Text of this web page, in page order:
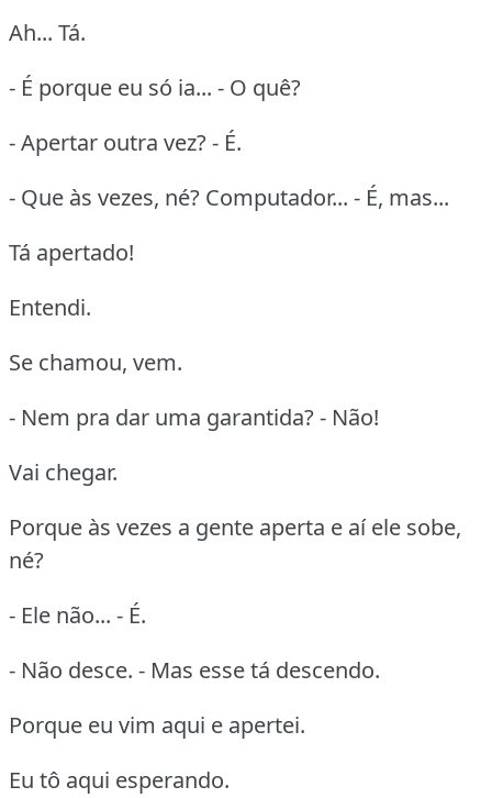
Ah... Tá.
- É porque eu só ia... - O quê?
- Apertar outra vez? - É.
- Que às vezes, né? Computador... - É, mas...
Tá apertado!
Entendi.
Se chamou, vem.
- Nem pra dar uma garantida? - Não!
Vai chegar.
Porque às vezes a gente aperta e aí ele sobe,
né?
- Ele não... - É.
- Não desce. - Mas esse tá descendo.
Porque eu vim aqui e apertei.
Eu tô aqui esperando.